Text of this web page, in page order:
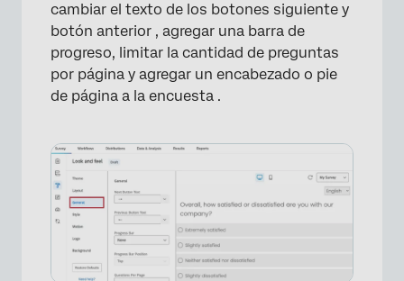
Preguntas frequentes
cambiar el texto de los botones siguiente y
botón anterior , agregar una barra de
progreso, limitar la cantidad de preguntas
por página y agregar un encabezado o pie
de página a la encuesta .